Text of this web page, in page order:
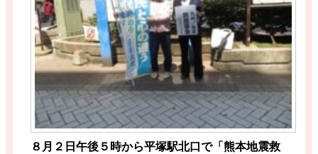
８月２日午後５時から平塚駅北口で「熊本地震救